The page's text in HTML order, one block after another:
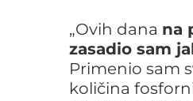
„Ovih dana na
zasadio sam
Primenio sam
količina